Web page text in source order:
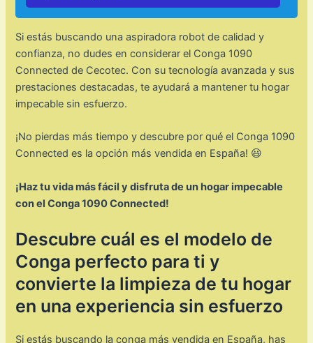
Si estás buscando una aspiradora robot de calidad y
confianza, no dudes en considerar el Conga 1090
Connected de Cecotec. Con su tecnología avanzada y sus
prestaciones destacadas, te ayudará a mantener tu hogar
impecable sin esfuerzo.
¡No pierdas más tiempo y descubre por qué el Conga 1090
Connected es la opción más vendida en España! 😃
¡Haz tu vida más fácil y disfruta de un hogar impecable
con el Conga 1090 Connected!
Descubre cuál es el modelo de
Conga perfecto para ti y
convierte la limpieza de tu hogar
en una experiencia sin esfuerzo
Si estás buscando la conga más vendida en España, has